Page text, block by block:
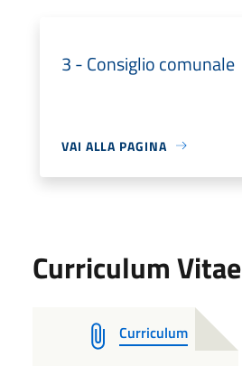
3 - Consiglio comunale
VAI ALLA PAGINA
Curriculum Vitae
Curriculum